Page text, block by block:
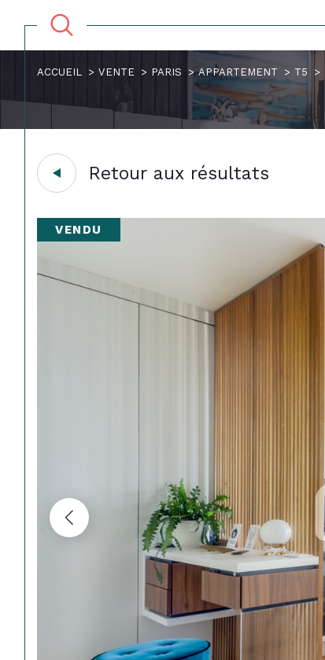
ACCUEIL VENTE PARIS APPARTEMENT T5
Retour aux résultats
VENDU